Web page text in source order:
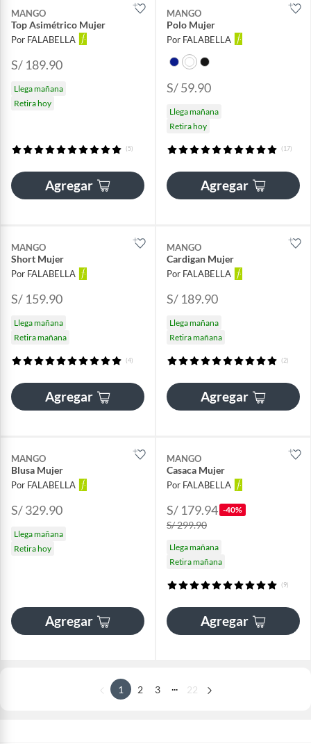
MANGO
Top Asimétrico Mujer
Por FALABELLA
S/ 189.90
Llega mañana
Retira hoy
(5)
Agregar
MANGO
Polo Mujer
Por FALABELLA
S/ 59.90
Llega mañana
Retira hoy
(17)
Agregar
MANGO
Short Mujer
Por FALABELLA
S/ 159.90
Llega mañana
Retira mañana
(4)
Agregar
MANGO
Cardigan Mujer
Por FALABELLA
S/ 189.90
Llega mañana
Retira mañana
(2)
Agregar
MANGO
Blusa Mujer
Por FALABELLA
S/ 329.90
Llega mañana
Retira hoy
Agregar
MANGO
Casaca Mujer
Por FALABELLA
S/ 179.94 -40%
S/ 299.90
Llega mañana
Retira mañana
(9)
Agregar
1 2 3 22